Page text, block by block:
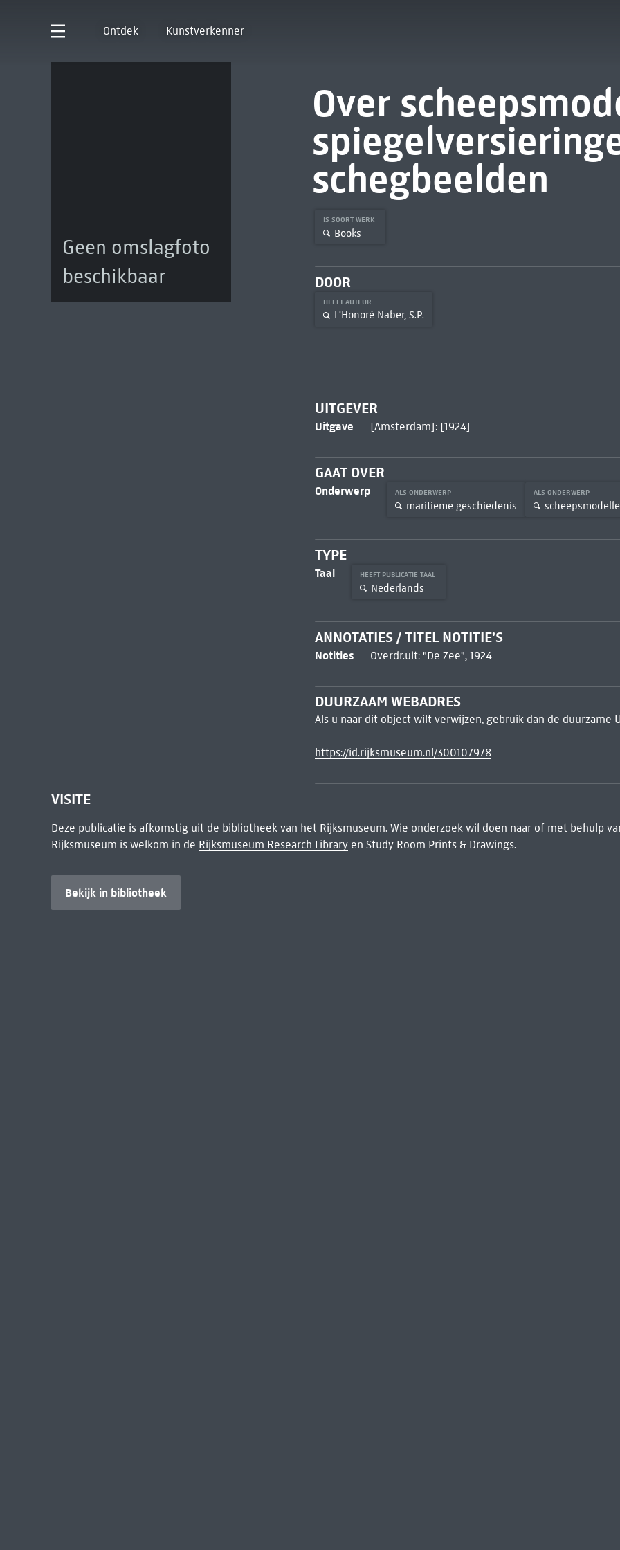
Ontdek Kunstverkenner
Geen omslagfoto
beschikbaar
Over
schegbeelden
IS SOORT WERK
Books
DOOR
HEEFT AUTEUR
L'Honoré Naber, S.P.
UITGEVER
Uitgave [Amsterdam]: [1924]
GAAT OVER
Onderwerp ALS ONDERWERP
maritieme geschiedenis
ALS ONDERWERP
TYPE
Taal HEEFT PUBLICATIE TAAL
Nederlands
ANNOTATIES / TITEL NOTITIE'S
Notities Overdr.uit: "De Zee", 1924
DUURZAAM WEBADRES
Als u naar dit object wilt verwijzen, gebruik dan de duurzame
https://id.rijksmuseum.nl/300107978
VISITE
Deze publicatie is afkomstig uit de bibliotheek van het Rijksmuseum. Wie onderzoek wil doen naar of met behulp
Rijksmuseum is welkom in de Rijksmuseum Research Libraryen Study Room Prints & Drawings.
Bekijk in bibliotheek